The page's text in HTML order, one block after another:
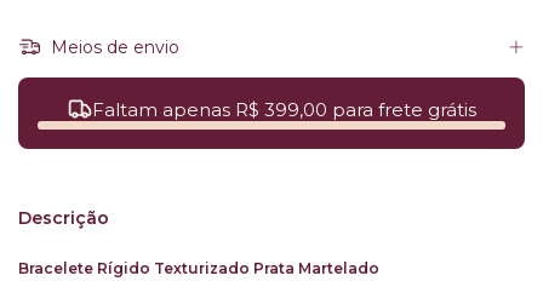
Meios de envio
Faltam apenas R$ 399,00 para frete grátis
Descrição
Bracelete Rígido Texturizado Prata Martelado